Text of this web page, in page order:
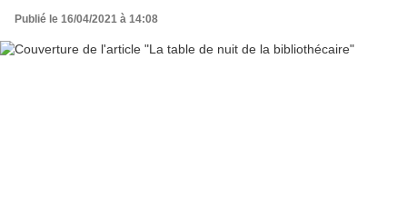
Publié le 16/04/2021 à 14:08